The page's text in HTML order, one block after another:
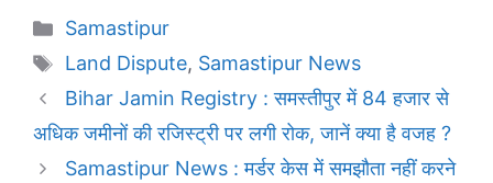
Categories
Samastipur
Tags
Land Dispute, Samastipur News
Bihar Jamin Registry : समस्तीपुर में 84 हजार से
अधिक जमीनों की रजिस्ट्री पर लगी रोक, जानें क्या है वजह ?
Samastipur News : मर्डर केस में समझौता नहीं करने